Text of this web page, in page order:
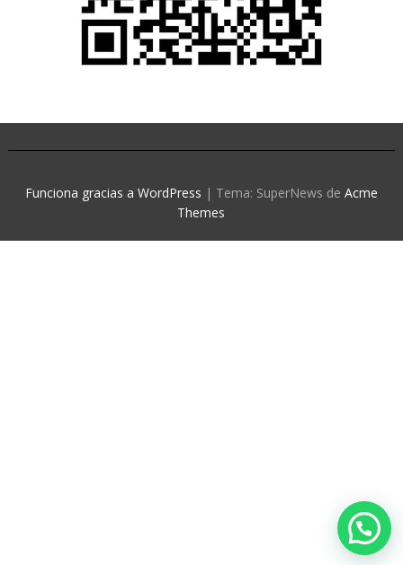
Funciona gracias a WordPress | Tema: SuperNews de Acme
Themes